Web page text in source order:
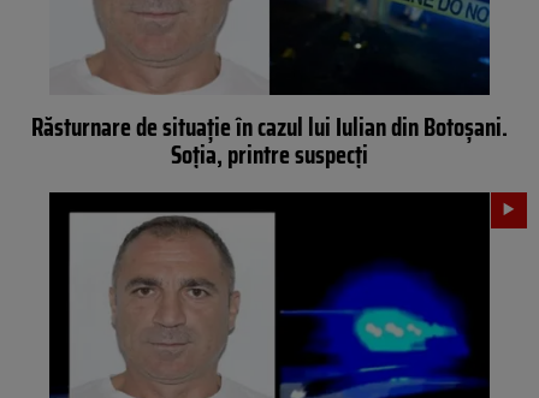
Răsturnare de situație în cazul lui Iulian din Botoșani.
Soția, printre suspecți